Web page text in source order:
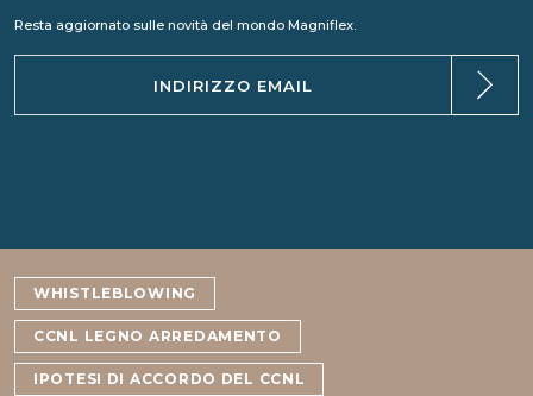
Resta aggiornato sulle novità del mondo Magniflex.
WHISTLEBLOWING
CCNL LEGNO ARREDAMENTO
IPOTESI DI ACCORDO DEL CCNL